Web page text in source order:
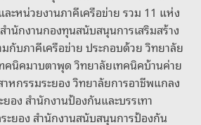
ะหน่วยงานภาคีเครือข่าย รวม 11 แห่ง
นักงานกองทุนสนับสนุนการเสริมสร้าง
กับภาคีเครือข่าย ประกอบด้วย วิทยาลัย
คนิคมาบตาพุด วิทยาลัยเทคนิคบ้านค่าย
หกรรมระยอง วิทยาลัยการอาชีพแกลง
อง สำนักงานป้องกันและบรรเทา
ยอง สำนักงานสนับสนุนการป้องกัน